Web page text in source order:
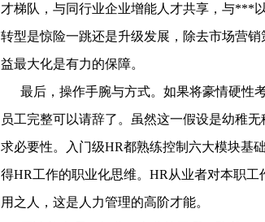
才梯队，与同行业企业增能人才共享，与***
转型是惊险一跳还是升级发展，除去市场营
益最大化是有力的保障。
最后，操作手腕与方式。如果将豪情硬性
员工完整可以请辞了。虽然这一假设是幼稚
求必要性。入门级HR都熟练控制六大模块基
得HR工作的职业化思维。HR从业者对本职
用之人，这是人力管理的高阶才能。